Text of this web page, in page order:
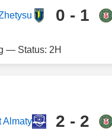
0 - 1
— Status: 2H
Almaty 2 - 2